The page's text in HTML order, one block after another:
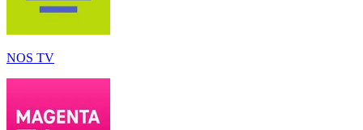
NOS TV